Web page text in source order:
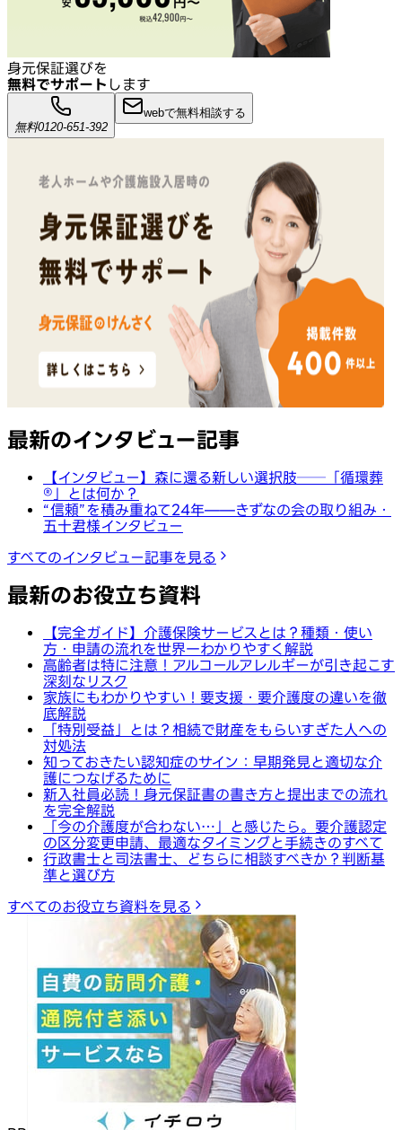
身元保証選びを
無料でサポート します
無料0120-651-392
webで無料相談する
最新のインタビュー記事
【インタビュー】森に還る新しい選択肢──「循環葬
®︎」とは何か？
“信頼”を積み重ねて24年——きずなの会の取り組み・
五十君様インタビュー
すべてのインタビュー記事を見る
最新のお役立ち資料
【完全ガイド】介護保険サービスとは？種類・使い
方・申請の流れを世界一わかりやすく解説
高齢者は特に注意！アルコールアレルギーが引き起こす
深刻なリスク
家族にもわかりやすい！要支援・要介護度の違いを徹
底解説
「特別受益」とは？相続で財産をもらいすぎた人への
対処法
知っておきたい認知症のサイン：早期発見と適切な介
護につなげるために
新入社員必読！身元保証書の書き方と提出までの流れ
を完全解説
「今の介護度が合わない…」と感じたら。要介護認定
の区分変更申請、最適なタイミングと手続きのすべて
行政書士と司法書士、どちらに相談すべきか？判断基
準と選び方
すべてのお役立ち資料を見る